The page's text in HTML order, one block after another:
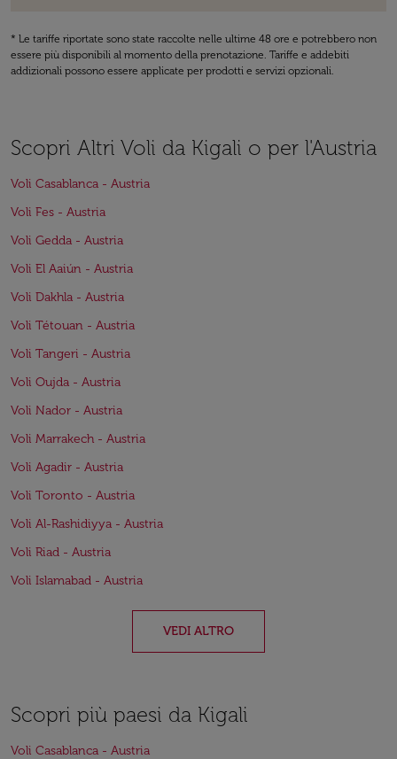
* Le tariffe riportate sono state raccolte nelle ultime 48 ore e potrebbero non
essere più disponibili al momento della prenotazione. Tariffe e addebiti
addizionali possono essere applicate per prodotti e servizi opzionali.
Scopri Altri Voli da Kigali o per l'Austria
Voli Casablanca - Austria
Voli Fes - Austria
Voli Gedda - Austria
Voli El Aaiún - Austria
Voli Dakhla - Austria
Voli Tétouan - Austria
Voli Tangeri - Austria
Voli Oujda - Austria
Voli Nador - Austria
Voli Marrakech - Austria
Voli Agadir - Austria
Voli Toronto - Austria
Voli Al-Rashidiyya - Austria
Voli Riad - Austria
Voli Islamabad - Austria
VEDI ALTRO
Scopri più paesi da Kigali
Voli Casablanca - Austria